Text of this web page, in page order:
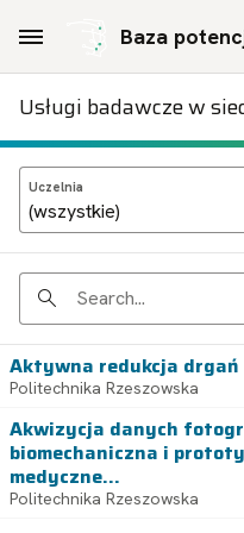
Usługi badawcze w
Uczelnia
Search
Aktywna redukcja drgań
Politechnika Rzeszowska
Akwizycja danych
biomechaniczna i
medyczne...
Politechnika Rzeszowska